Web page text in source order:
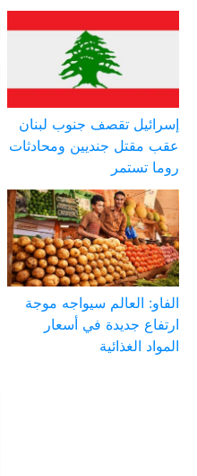
إسرائيل تقصف جنوب لبنان
عقب مقتل جنديين ومحادثات
روما تستمر
الفاو: العالم سيواجه موجة
ارتفاع جديدة في أسعار
المواد الغذائية